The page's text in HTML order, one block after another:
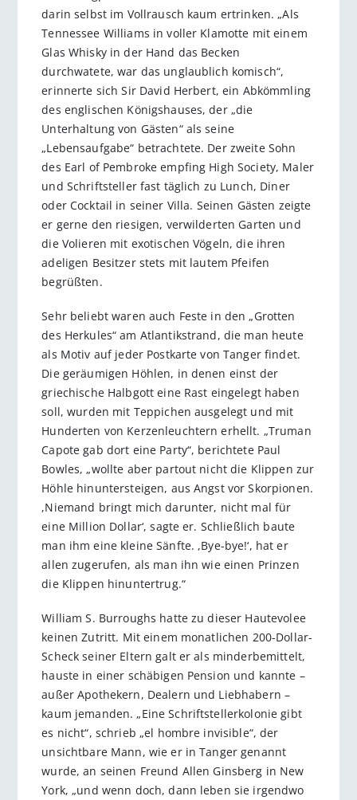
darin selbst im Vollrausch kaum ertrinken. „Als
Tennessee Williams in voller Klamotte mit einem
Glas Whisky in der Hand das Becken
durchwatete, war das unglaublich komisch“,
erinnerte sich Sir David Herbert, ein Abkömmling
des englischen Königshauses, der „die
Unterhaltung von Gästen“ als seine
„Lebensaufgabe“ betrachtete. Der zweite Sohn
des Earl of Pembroke empfing High Society, Maler
und Schriftsteller fast täglich zu Lunch, Diner
oder Cocktail in seiner Villa. Seinen Gästen zeigte
er gerne den riesigen, verwilderten Garten und
die Volieren mit exotischen Vögeln, die ihren
adeligen Besitzer stets mit lautem Pfeifen
begrüßten.
Sehr beliebt waren auch Feste in den „Grotten
des Herkules“ am Atlantikstrand, die man heute
als Motiv auf jeder Postkarte von Tanger findet.
Die geräumigen Höhlen, in denen einst der
griechische Halbgott eine Rast eingelegt haben
soll, wurden mit Teppichen ausgelegt und mit
Hunderten von Kerzenleuchtern erhellt. „Truman
Capote gab dort eine Party“, berichtete Paul
Bowles, „wollte aber partout nicht die Klippen zur
Höhle hinuntersteigen, aus Angst vor Skorpionen.
,Niemand bringt mich darunter, nicht mal für
eine Million Dollar‘, sagte er. Schließlich baute
man ihm eine kleine Sänfte. ,Bye-bye!‘, hat er
allen zugerufen, als man ihn wie einen Prinzen
die Klippen hinuntertrug.“
William S. Burroughs hatte zu dieser Hautevolee
keinen Zutritt. Mit einem monatlichen 200-Dollar-
Scheck seiner Eltern galt er als minderbemittelt,
hauste in einer schäbigen Pension und kannte –
außer Apothekern, Dealern und Liebhabern –
kaum jemanden. „Eine Schriftstellerkolonie gibt
es nicht“, schrieb „el hombre invisible“, der
unsichtbare Mann, wie er in Tanger genannt
wurde, an seinen Freund Allen Ginsberg in New
York, „und wenn doch, dann leben sie irgendwo